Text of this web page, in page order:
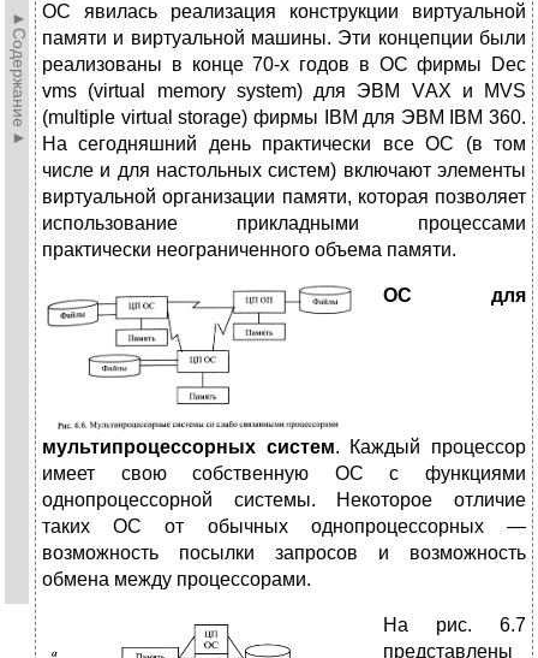
►Содержание►
ОС явилась реализация конструкции виртуальной
памяти и виртуальной машины. Эти концепции были
реализованы в конце 70-х годов в ОС фирмы Dec
vms (virtual mеmоrу system) для ЭВМ VАХ и МVS
(multiple virtual storage) фирмы IВМ для ЭВМ IВМ 360.
На сегодняшний день практически все ОС (в том
числе и для настольных систем) включают элементы
виртуальной организации памяти, которая позволяет
использование прикладными процессами
практически неограниченного объема памяти.
ОС для
мультипроцессорных систем. Каждый процессор
имеет свою собственную ОС с функциями
однопроцессорной системы. Некоторое отличие
таких ОС от обычных однопроцессорных —
возможность посылки запросов и возможность
обмена между процессорами.
На рис. 6.7
представлены